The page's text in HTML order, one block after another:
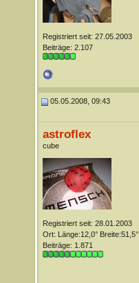
Registriert seit: 27.05.2003
Beiträge: 2.107
05.05.2008, 09:43
astroflex
cube
Registriert seit: 28.01.2003
Ort: Länge:12,0° Breite:51,5°
Beiträge: 1.871